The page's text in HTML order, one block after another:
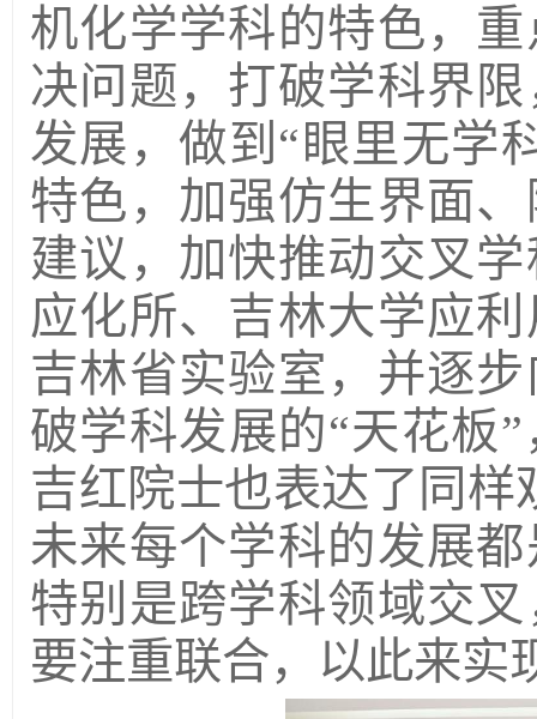
机化学学科的特色，
决问题，打破学科界
发展，做到“眼里无学
特色，加强仿生界面
建议，加快推动交叉
应化所、吉林大学应
吉林省实验室，并逐
破学科发展的“天花板
吉红院士也表达了同样
未来每个学科的发展
特别是跨学科领域交
要注重联合，以此来实